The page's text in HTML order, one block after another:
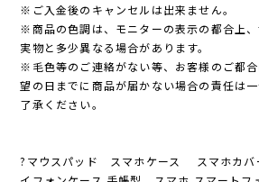
※ご入金後のキャンセルは出来ません。
※商品の色調は、モニターの表示の都合上、
実物と多少異なる場合があります。
※毛色等のご連絡がない等、お客様のご都
望の日までに商品が届かない場合の責任は
了承ください。
?マウスパッド スマホケース スマホカ